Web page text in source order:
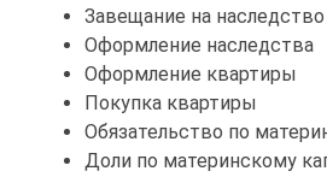
Завещание на наследство
Оформление наследства
Оформление квартиры
Покупка квартиры
Обязательство по
Доли по материнскому